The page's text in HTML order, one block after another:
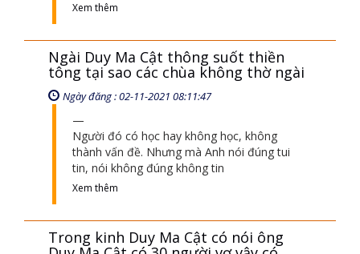
Xem thêm
Ngài Duy Ma Cật thông suốt thiền
tông tại sao các chùa không thờ ngài
Ngày đăng : 02-11-2021 08:11:47
Người đó có học hay không học, không
thành vấn đề. Nhưng mà Anh nói đúng tui
tin, nói không đúng không tin
Xem thêm
Trong kinh Duy Ma Cật có nói ông